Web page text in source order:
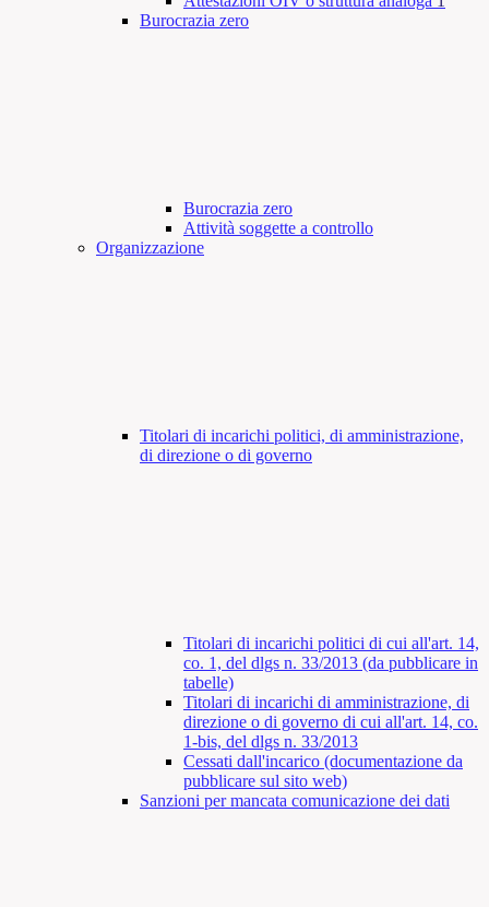
Burocrazia zero
Burocrazia zero
Attività soggette a controllo
Organizzazione
Titolari di incarichi politici, di amministrazione,
di direzione o di governo
Titolari di incarichi politici di cui all'art. 14,
co. 1, del dlgs n. 33/2013 (da pubblicare in
tabelle)
Titolari di incarichi di amministrazione, di
direzione o di governo di cui all'art. 14, co.
1-bis, del dlgs n. 33/2013
Cessati dall'incarico (documentazione da
pubblicare sul sito web)
Sanzioni per mancata comunicazione dei dati